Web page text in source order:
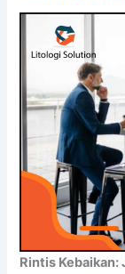
Rintis Kebaikan: